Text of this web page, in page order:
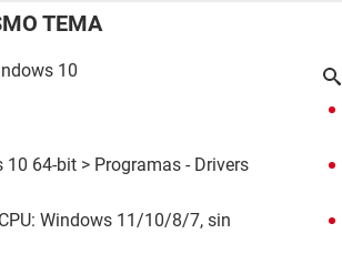
TEMA
10
10 64-bit > Programas - Drivers
Windows 11/10/8/7, sin